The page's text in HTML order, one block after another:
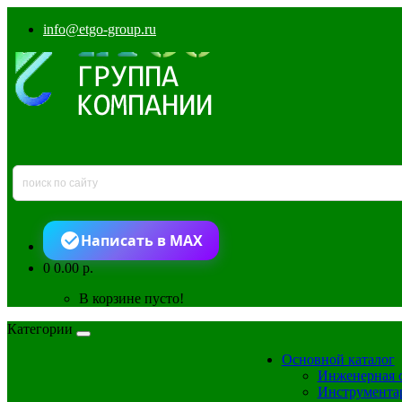
info@etgo-group.ru
Написать в MAX
00.00 р.
В корзине пусто!
Категории
Основной каталог
Инженерная